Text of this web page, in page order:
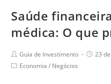
Saúde
médica: O que
Guia de Investimento
23
Economia / Negócios